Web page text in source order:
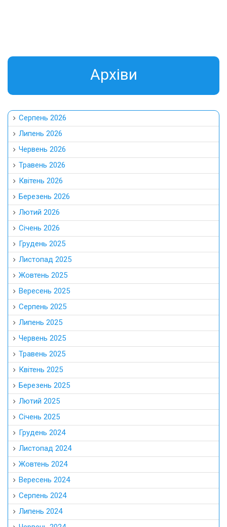
Aрхіви
Серпень 2026
Липень 2026
Червень 2026
Травень 2026
Квітень 2026
Березень 2026
Лютий 2026
Січень 2026
Грудень 2025
Листопад 2025
Жовтень 2025
Вересень 2025
Серпень 2025
Липень 2025
Червень 2025
Травень 2025
Квітень 2025
Березень 2025
Лютий 2025
Січень 2025
Грудень 2024
Листопад 2024
Жовтень 2024
Вересень 2024
Серпень 2024
Липень 2024